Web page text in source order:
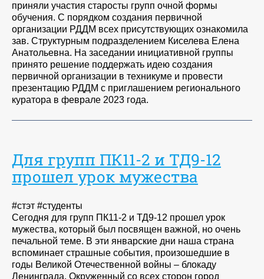
приняли участия старосты групп очной формы
обучения. С порядком создания первичной
организации РДДМ всех присутствующих ознакомила
зав. Структурным подразделением Киселева Елена
Анатольевна. На заседании инициативной группы
принято решение поддержать идею создания
первичной организации в техникуме и провести
презентацию РДДМ с приглашением регионального
куратора в феврале 2023 года.
Для групп ПК11-2 и ТД9-12
прошел урок мужества
#стэт #студенты
Сегодня для групп ПК11-2 и ТД9-12 прошел урок
мужества, который был посвящен важной, но очень
печальной теме. В эти январские дни наша страна
вспоминает страшные события, произошедшие в
годы Великой Отечественной войны – блокаду
Ленинграда. Окруженный со всех сторон город